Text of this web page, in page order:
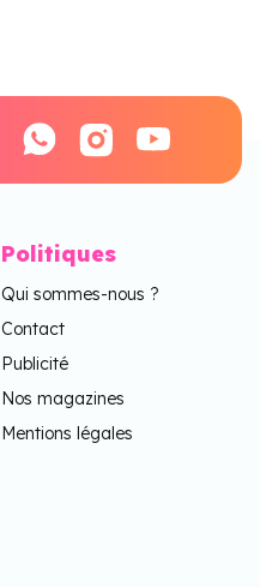
Politiques
Qui sommes-nous ?
Contact
Publicité
Nos magazines
Mentions légales